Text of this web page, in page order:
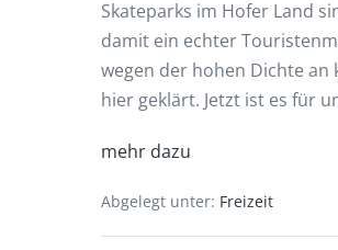
Skateparks im Hofer Land
damit ein echter
wegen der hohen Dichte
hier geklärt. Jetzt ist es für
mehr dazu
Abgelegt unter: Freizeit